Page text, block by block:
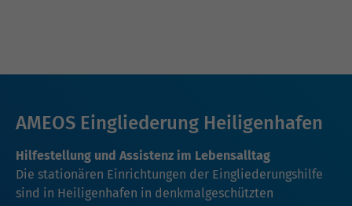
AMEOS Eingliederung Heiligenhafen
Hilfestellung und Assistenz im Lebensalltag
Die stationären Einrichtungen der Eingliederungshilfe
sind in Heiligenhafen in denkmalgeschützten